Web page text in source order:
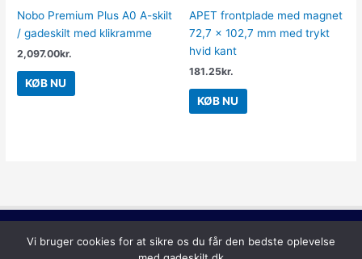
Nobo Premium Plus A0 A-skilt
/ gadeskilt med klikramme
2,097.00kr.
KØB NU
APET frontplade med magnet
72,7 x 102,7 mm med trykt
hvid kant
181.25kr.
KØB NU
Copyright © 2026 Gadeskilt
Vi bruger cookies for at sikre os du får den bedste oplevelse